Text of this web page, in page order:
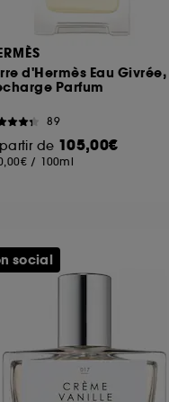
d'Hermès Eau Givrée,
Parfum
89
de 105,00€
/ 100ml
social